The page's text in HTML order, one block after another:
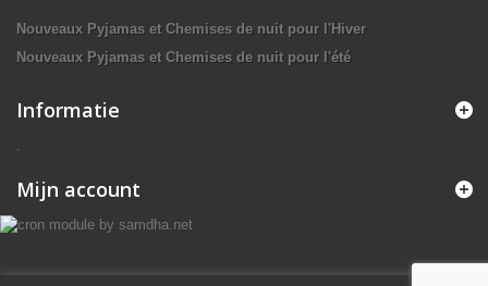
Nouveaux Pyjamas et Chemises de nuit pour l'Hiver
Nouveaux Pyjamas et Chemises de nuit pour l'été
Informatie
Mijn account